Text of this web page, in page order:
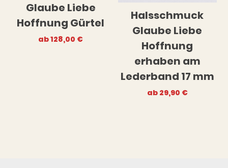
Glaube Liebe
Hoffnung Gürtel
ab128,00 €
Halsschmuck
Glaube Liebe
Hoffnung
erhaben am
Lederband 17 mm
ab 29,90 €